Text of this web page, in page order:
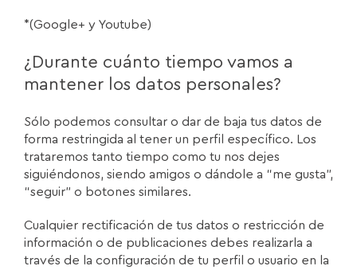
*(Google+ y Youtube)
¿Durante cuánto tiempo vamos a
mantener los datos personales?
Sólo podemos consultar o dar de baja tus datos de
forma restringida al tener un perfil específico. Los
trataremos tanto tiempo como tu nos dejes
siguiéndonos, siendo amigos o dándole a “me gusta”,
“seguir” o botones similares.
Cualquier rectificación de tus datos o restricción de
información o de publicaciones debes realizarla a
través de la configuración de tu perfil o usuario en la